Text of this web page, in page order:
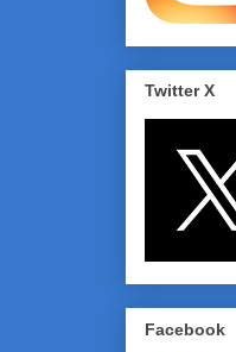
Twitter X
Facebook